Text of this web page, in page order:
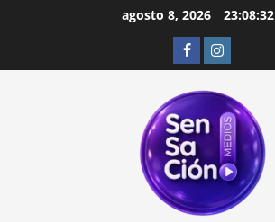
agosto 8, 2026 23:08:33
FacebookInstagram